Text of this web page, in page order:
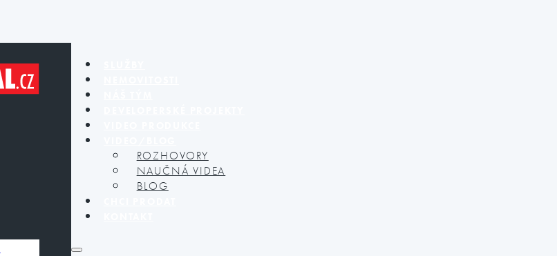
ROZHOVORY
NAUČNÁ VIDEA
BLOG